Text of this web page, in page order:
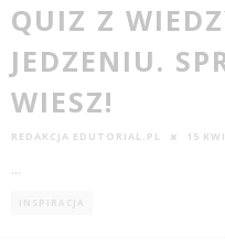
QUIZ Z
JEDZENIU.
WIESZ!
REDAKCJA EDUTORIAL.PL 15
...
INSPIRACJA